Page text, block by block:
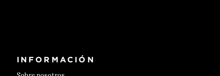
INFORMACIÓN